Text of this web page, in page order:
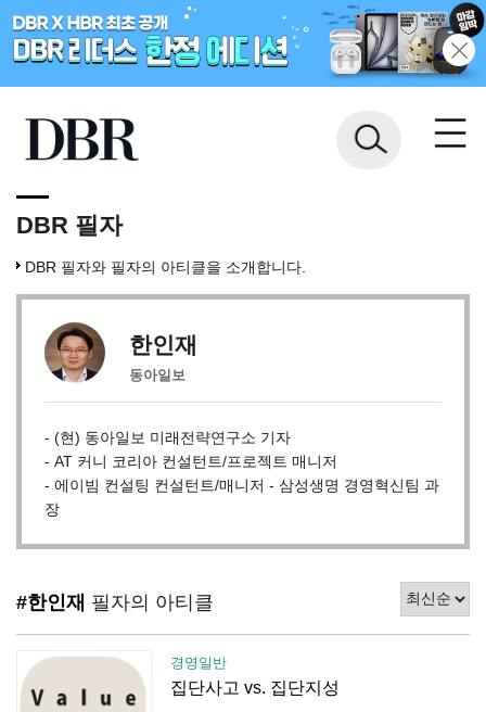
DBR 필자
DBR 필자와 필자의 아티클을 소개합니다.
한인재
동아일보
- (현) 동아일보 미래전략연구소 기자
- AT 커니 코리아 컨설턴트/프로젝트 매니저
- 에이빔 컨설팅 컨설턴트/매니저 - 삼성생명 경영혁신팀 과
장
#한인재 필자의 아티클
경영일반
집단사고 vs. 집단지성